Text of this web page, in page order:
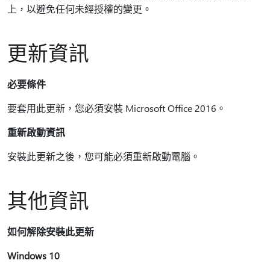
上，以避免任何未經授權的變更。
更新資訊
必要條件
要套用此更新，您必須安裝 Microsoft Office 2016。
重新啟動資訊
安裝此更新之後，您可能必須重新啟動電腦。
其他資訊
如何解除安裝此更新
Windows 10